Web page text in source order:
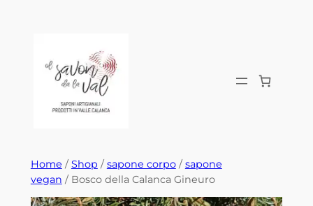
Home / Shop / sapone corpo/ sapone
vegan / Bosco della Calanca Gineuro